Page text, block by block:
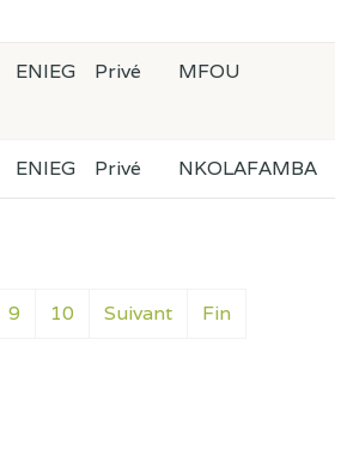
9 10 Suivant Fin
ENIEG Privé MFOU
ENIEG Privé NKOLAFAMBA